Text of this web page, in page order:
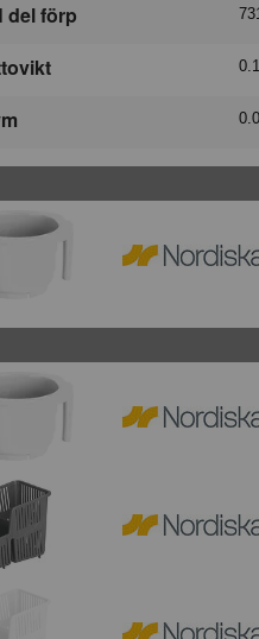
del förp